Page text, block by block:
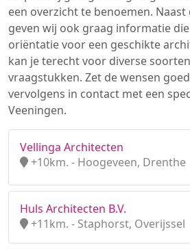
een overzicht te benoemen.
geven wij ook graag informatie
oriëntatie voor een geschikte
kan je terecht voor diverse
vraagstukken. Zet de wensen
vervolgens in contact met een
Veeningen.
Vellinga Architecten
+10km. - Hoogeveen, Drenthe
Huls Architecten B.V.
+11km. - Staphorst, Overijssel